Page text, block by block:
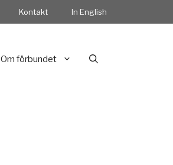
Kontakt In English
Om förbundet